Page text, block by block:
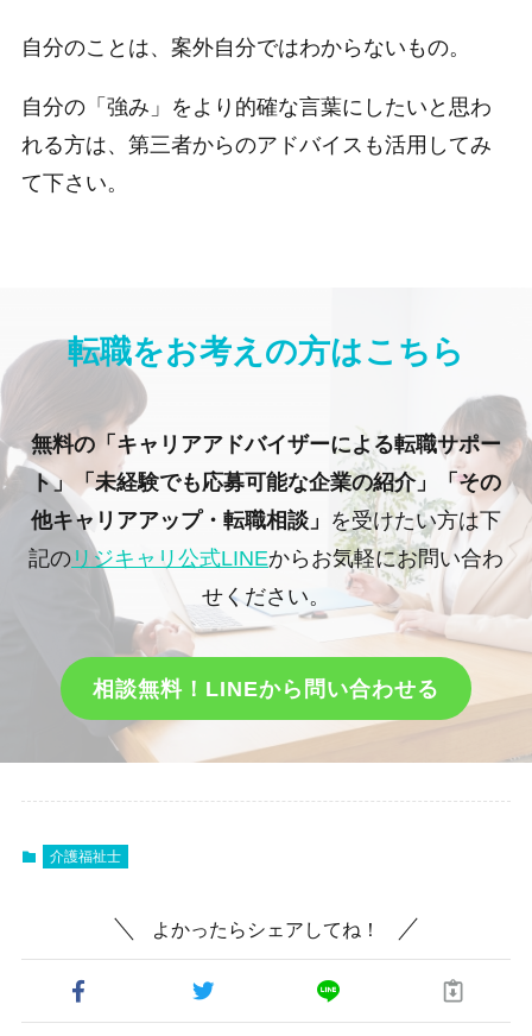
自分のことは、案外自分ではわからないもの。
自分の「強み」をより的確な言葉にしたいと思わ
れる方は、第三者からのアドバイスも活用してみ
て下さい。
転職をお考えの方はこちら
無料の「キャリアアドバイザーによる転職サポー
ト」「未経験でも応募可能な企業の紹介」「その
他キャリアアップ・転職相談」 を受けたい方は下
記の リジキャリ公式LINEからお気軽にお問い合わ
せください。
相談無料！LINEから問い合わせる
介護福祉士
よかったらシェアしてね！